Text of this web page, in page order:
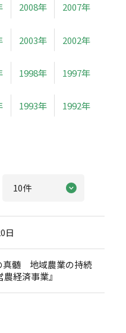
2008年 2007年
2003年 2002年
1998年 1997年
1993年 1992年
日
真髄 地域農業の持続
経済事業』